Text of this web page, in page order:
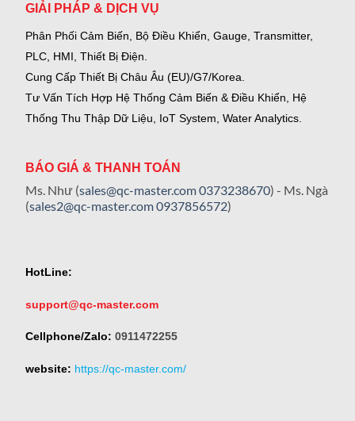
GIẢI PHÁP & DỊCH VỤ
Phân Phối Cảm Biến, Bộ Điều Khiển, Gauge, Transmitter,
PLC, HMI, Thiết Bị Điện.
Cung Cấp Thiết Bị Châu Âu (EU)/G7/Korea.
Tư Vấn Tích Hợp Hệ Thống Cảm Biến & Điều Khiển, Hệ
Thống Thu Thập Dữ Liệu, IoT System, Water Analytics.
BÁO GIÁ & THANH TOÁN
Ms. Như (sales@qc-master.com0373238670) - Ms. Ngà
(sales2@qc-master.com0937856572)
HotLine:
support@qc-master.com
Cellphone/Zalo: 0911472255
website: https://qc-master.com/